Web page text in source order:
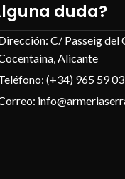
duda?
C/ Passeig del
Alicante
(+34) 965 59